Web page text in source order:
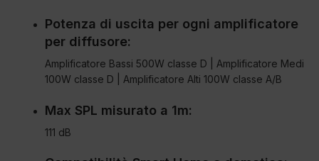
Potenza di uscita per ogni amplificatore
per diffusore:
Amplificatore Bassi 500W classe D | Amplificatore Medi
100W classe D | Amplificatore Alti 100W classe A/B
Max SPL misurato a 1m:
111 dB